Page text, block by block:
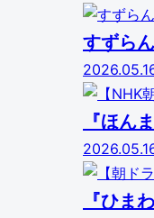
すずら
『ほん
『ひま